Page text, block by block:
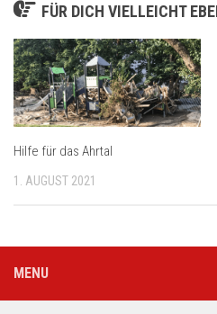
FÜR DICH VIELLEICHT
Hilfe für das Ahrtal
1. AUGUST 2021
MENU